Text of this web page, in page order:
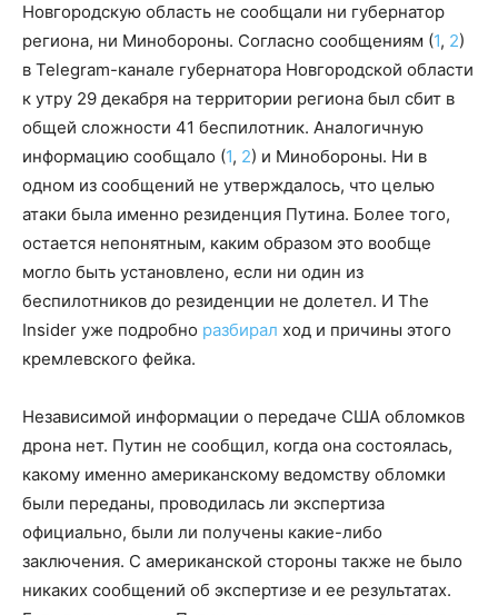
Новгородскую область не сообщали ни губернатор
региона, ни Минобороны. Согласно сообщениям (1, 2)
в Telegram-канале губернатора Новгородской области
к утру 29 декабря на территории региона был сбит в
общей сложности 41 беспилотник. Аналогичную
информацию сообщало (1, 2) и Минобороны. Ни в
одном из сообщений не утверждалось, что целью
атаки была именно резиденция Путина. Более того,
остается непонятным, каким образом это вообще
могло быть установлено, если ни один из
беспилотников до резиденции не долетел. И The
Insider уже подробно разбирал ход и причины этого
кремлевского фейка.
Независимой информации о передаче США обломков
дрона нет. Путин не сообщил, когда она состоялась,
какому именно американскому ведомству обломки
были переданы, проводилась ли экспертиза
официально, были ли получены какие-либо
заключения. С американской стороны также не было
никаких сообщений об экспертизе и ее результатах.